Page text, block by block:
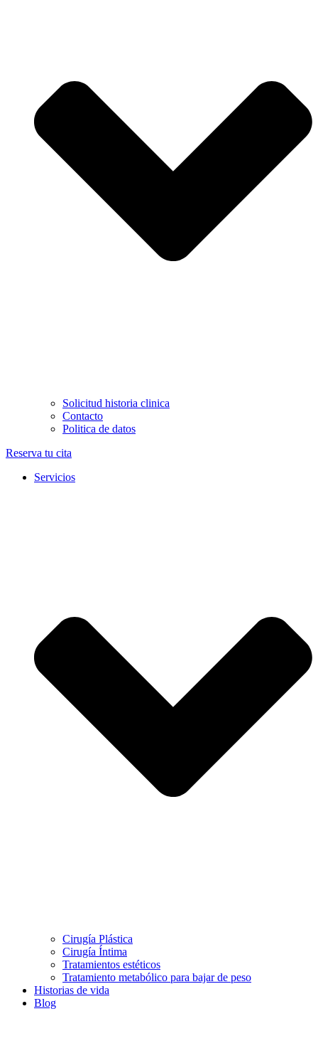
Solicitud historia clinica
Contacto
Politica de datos
Reserva tu cita
Servicios
Cirugía Plástica
Cirugía Íntima
Tratamientos estéticos
Tratamiento metabólico para bajar de peso
Historias de vida
Blog